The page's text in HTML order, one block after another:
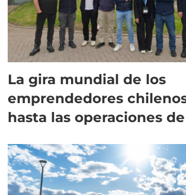
La gira mundial de los
emprendedores
hasta las operaciones